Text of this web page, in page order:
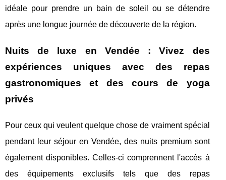
idéale pour prendre un bain de soleil ou se détendre
après une longue journée de découverte de la région.
Nuits de luxe en Vendée : Vivez des
expériences uniques avec des repas
gastronomiques et des cours de yoga
privés
Pour ceux qui veulent quelque chose de vraiment spécial
pendant leur séjour en Vendée, des nuits premium sont
également disponibles. Celles-ci comprennent l'accès à
des équipements exclusifs tels que des repas